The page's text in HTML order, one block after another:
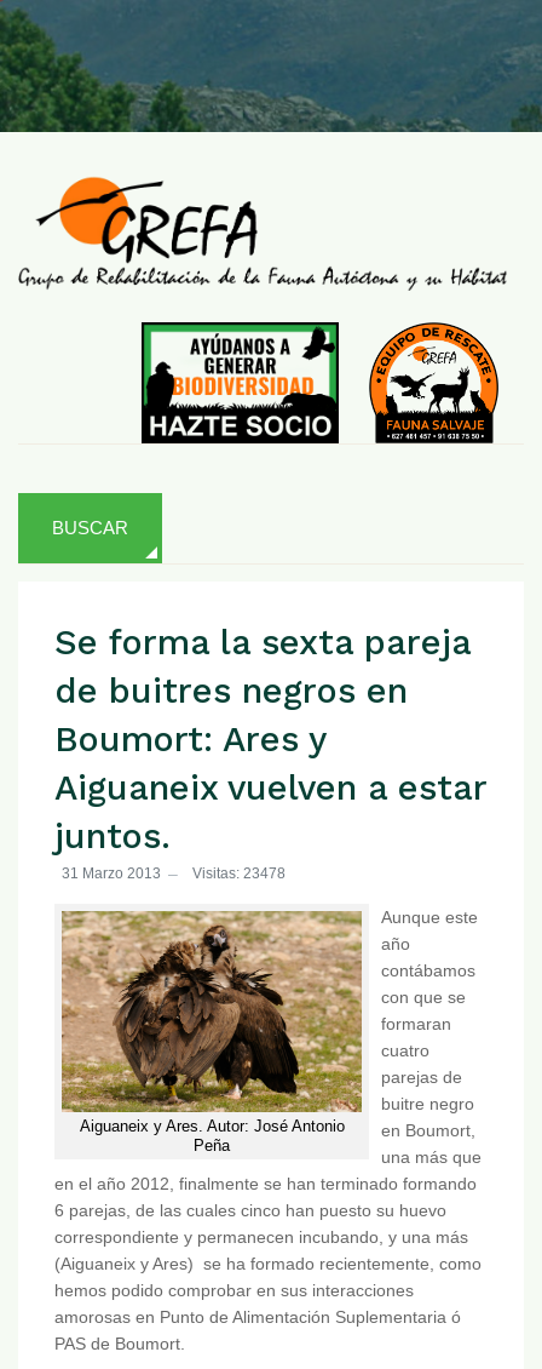
BUSCAR
Se forma la sexta pareja
de buitres negros en
Boumort: Ares y
Aiguaneix vuelven a estar
juntos.
31 Marzo 2013 Visitas: 23478
Aiguaneix y Ares. Autor: José Antonio
Peña
Aunque este
año
contábamos
con que se
formaran
cuatro
parejas de
buitre negro
en Boumort,
una más que
en el año 2012, finalmente se han terminado formando
6 parejas, de las cuales cinco han puesto su huevo
correspondiente y permanecen incubando, y una más
(Aiguaneix y Ares) se ha formado recientemente, como
hemos podido comprobar en sus interacciones
amorosas en Punto de Alimentación Suplementaria ó
PAS de Boumort.